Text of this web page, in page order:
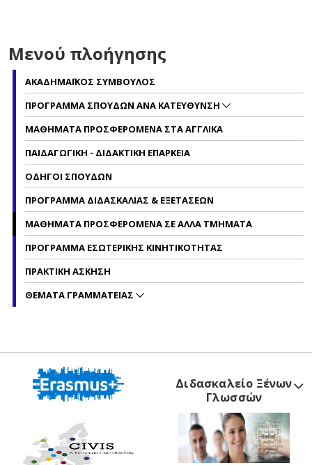
Μενού πλοήγησης
ΑΚΑΔΗΜΑΪΚΟΣ ΣΥΜΒΟΥΛΟΣ
ΠΡΟΓΡΑΜΜΑ ΣΠΟΥΔΩΝ ΑΝΑ ΚΑΤΕΥΘΥΝΣΗ
ΜΑΘΗΜΑΤΑ ΠΡΟΣΦΕΡΟΜΕΝΑ ΣΤΑ ΑΓΓΛΙΚΑ
ΠΑΙΔΑΓΩΓΙΚΗ - ΔΙΔΑΚΤΙΚΗ ΕΠΑΡΚΕΙΑ
ΟΔΗΓΟΙ ΣΠΟΥΔΩΝ
ΠΡΟΓΡΑΜΜΑ ΔΙΔΑΣΚΑΛΙΑΣ & ΕΞΕΤΑΣΕΩΝ
ΜΑΘΗΜΑΤΑ ΠΡΟΣΦΕΡΟΜΕΝΑ ΣΕ ΑΛΛΑ ΤΜΗΜΑΤΑ
ΠΡΟΓΡΑΜΜΑ ΕΣΩΤΕΡΙΚΗΣ ΚΙΝΗΤΙΚΟΤΗΤΑΣ
ΠΡΑΚΤΙΚΗ ΑΣΚΗΣΗ
ΘΕΜΑΤΑ ΓΡΑΜΜΑΤΕΙΑΣ
Διδασκαλείο Ξένων
Γλωσσών